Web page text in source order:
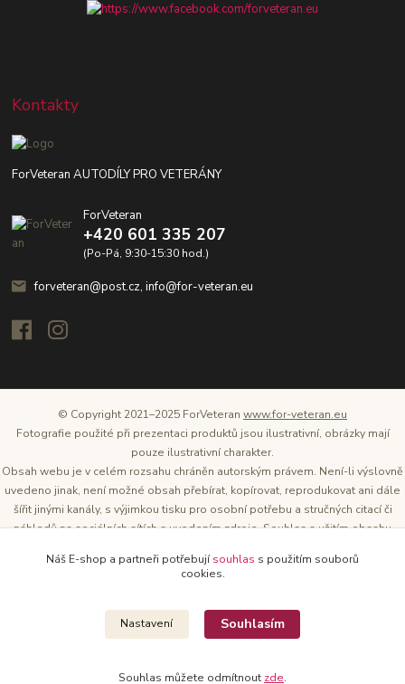
Kontakty
ForVeteran AUTODÍLY PRO VETERÁNY
ForVeteran
+420 601 335 207
(Po-Pá, 9:30-15:30 hod.)
forveteran@post.cz, info@for-veteran.eu
© Copyright 2021–2025 ForVeteran www.for-veteran.eu
Fotografie použité při prezentaci produktů jsou ilustrativní, obrázky mají
pouze ilustrativní charakter.
Obsah webu je v celém rozsahu chráněn autorským právem. Není-li výslovně
uvedeno jinak, není možné obsah přebírat, kopírovat, reprodukovat ani dále
šířit jinými kanály, s výjimkou tisku pro osobní potřebu a stručných citací či
náhledů na sociálních sítích s uvedením zdroje. Souhlas s užitím obsahu
těchto webových stránek je Tomáš Oršel.
Náš E-shop a partneři potřebujísouhlas s použitím souborů
cookies.
Nastavení Souhlasím
Souhlas můžete odmítnout zde.